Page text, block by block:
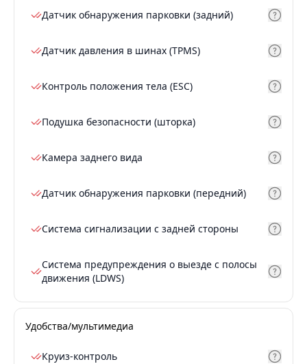
Датчик обнаружения парковки (задний)
Датчик давления в шинах (TPMS)
Контроль положения тела (ESC)
Подушка безопасности (шторка)
Камера заднего вида
Датчик обнаружения парковки (передний)
Система сигнализации с задней стороны
Система предупреждения о выезде с полосы
движения (LDWS)
Удобства/мультимедиа
Круиз-контроль